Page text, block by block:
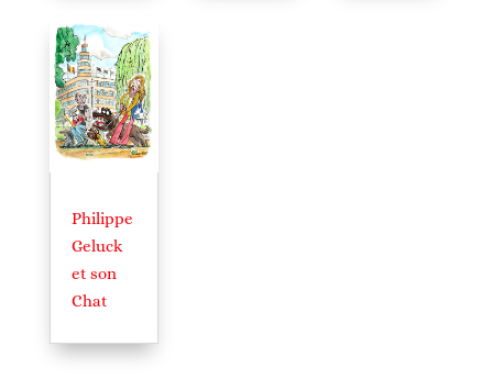
Philippe
Geluck
et son
Chat